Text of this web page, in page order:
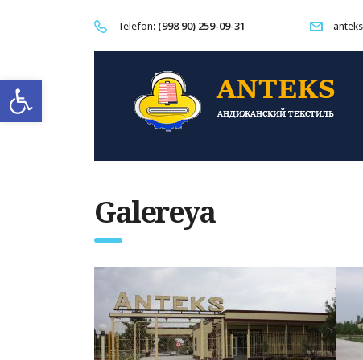
Telefon: (998 90) 259-09-31
Galereya
Open toolbar